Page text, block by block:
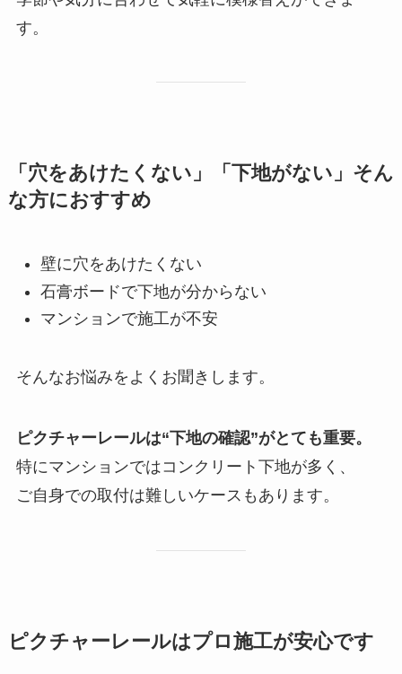
す。
「穴をあけたくない」「下地がない」そん
な方におすすめ
壁に穴をあけたくない
石膏ボードで下地が分からない
マンションで施工が不安
そんなお悩みをよくお聞きします。
ピクチャーレールは“下地の確認”がとても重要。
特にマンションではコンクリート下地が多く、
ご自身での取付は難しいケースもあります。
ピクチャーレールはプロ施工が安心です